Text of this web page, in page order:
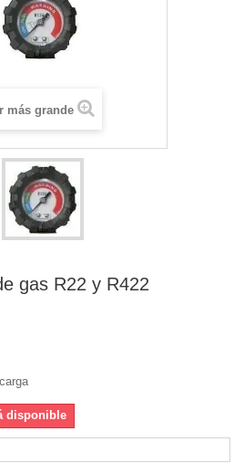
más grande
gas R22 y R422
disponible